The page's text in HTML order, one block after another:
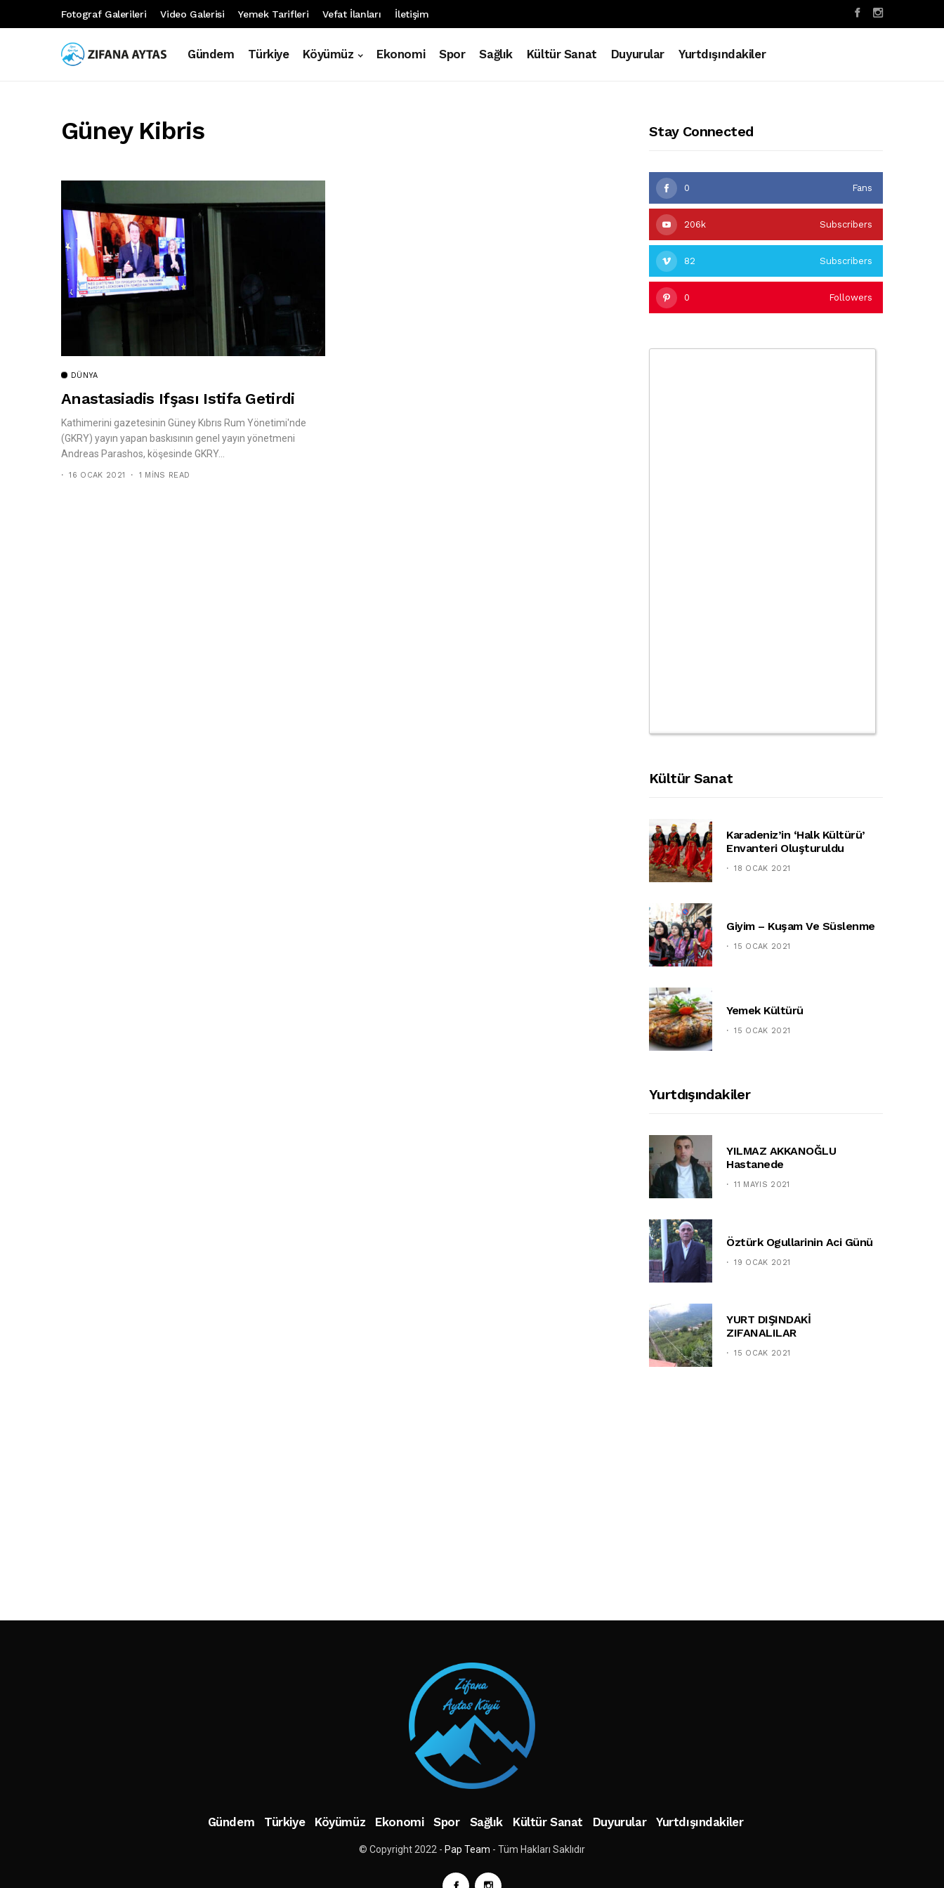
Fotograf Galerileri Video Galerisi Yemek Tarifleri Vefat İlanları İletişim
Gündem Türkiye Köyümüz Ekonomi Spor Sağlık Kültür Sanat Duyurular Yurtdışındakiler
Güney Kibris
DÜNYA
Anastasiadis Ifşası Istifa Getirdi
Kathimerini gazetesinin Güney Kıbrıs Rum Yönetimi'nde
(GKRY) yayın yapan baskısının genel yayın yönetmeni
Andreas Parashos, köşesinde GKRY...
16 OCAK 2021 1 MINS READ
Stay Connected
0 Fans
206k Subscribers
82 Subscribers
0 Followers
Kültür Sanat
Karadeniz’in ‘halk Kültürü’
Envanteri Oluşturuldu
18 OCAK 2021
Giyim – Kuşam Ve Süslenme
15 OCAK 2021
Yemek Kültürü
15 OCAK 2021
Yurtdışındakiler
YILMAZ AKKANOĞLU
Hastanede
11 MAYIS 2021
Öztürk Ogullarinin Aci Günü
19 OCAK 2021
YURT DIŞINDAKİ
ZIFANALILAR
15 OCAK 2021
TAKIP ET
Gündem Türkiye Köyümüz Ekonomi Spor Sağlık Kültür Sanat Duyurular Yurtdışındakiler
© Copyright 2022 - Pap Team - Tüm Hakları Saklıdır